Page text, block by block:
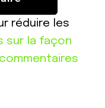
réduire les
sur la façon